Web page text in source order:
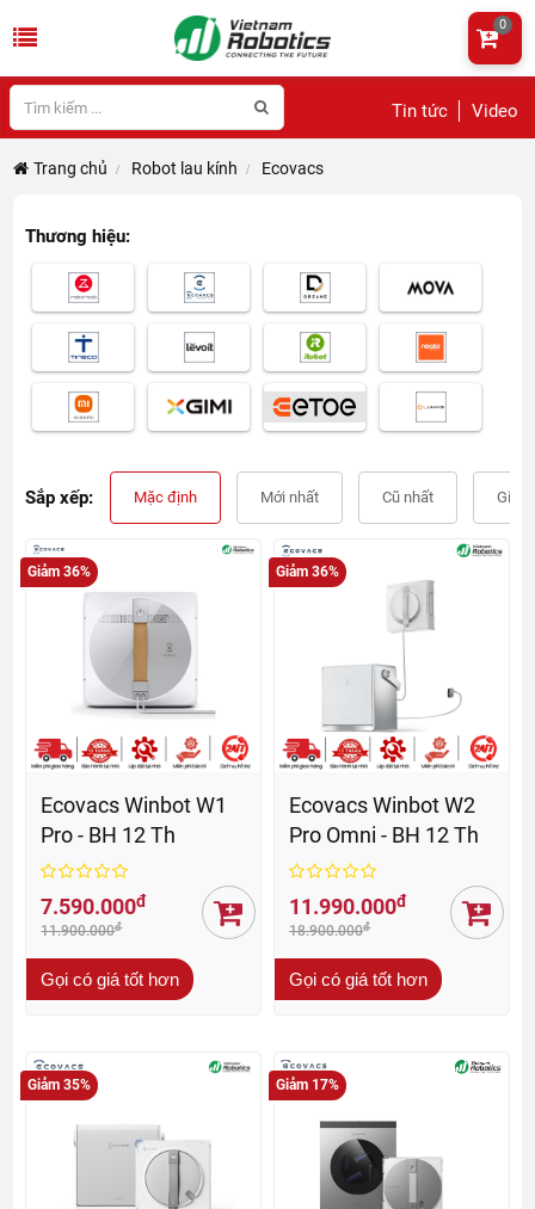
Tin tức Video
0
Trang chủ Robot lau kính Ecovacs
Thương hiệu:
Sắp xếp: Mặc định Mới nhất Cũ nhất Giá
Giảm 36%
Ecovacs Winbot W1
Pro - BH 12 Th
7.590.000đ
11.900.000đ
Gọi có giá tốt hơn
Giảm 36%
Ecovacs Winbot W2
Pro Omni - BH 12 Th
11.990.000đ
18.900.000đ
Gọi có giá tốt hơn
Giảm 35% Giảm 17%